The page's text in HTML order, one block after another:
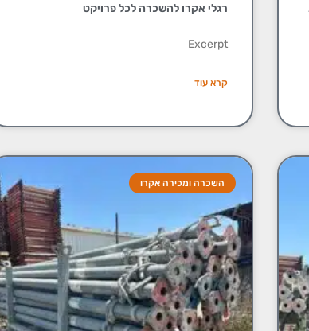
רגלי אקרו להשכרה לכל פרויקט
Excerpt
קרא עוד
השכרה ומכירה אקרו